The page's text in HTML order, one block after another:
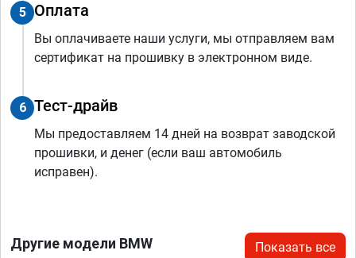
5 Оплата
Вы оплачиваете наши услуги, мы отправляем вам
сертификат на прошивку в электронном виде.
6 Тест-драйв
Мы предоставляем 14 дней на возврат заводской
прошивки, и денег (если ваш автомобиль
исправен).
Другие модели BMW Показать все